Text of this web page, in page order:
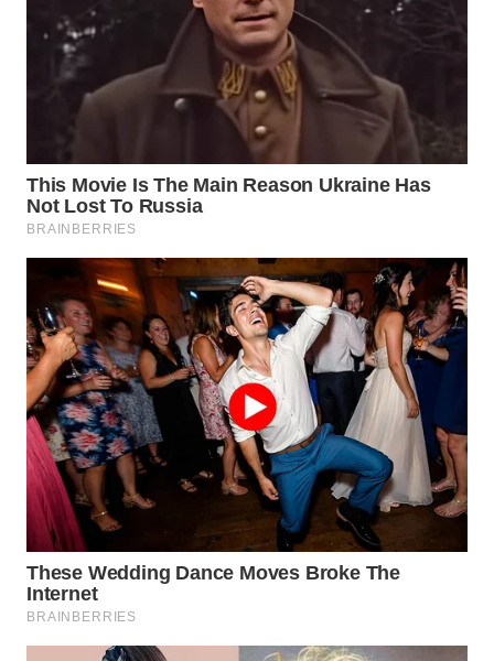
WAHANA
INFRASTRUKTUR
KONSUMEN
WAHANA
WAHANA
TRAVEL
WAHANA
TV
WAHANANEWS
ID
WAHANANEWS
CO ID
WAHANANEWS
NET